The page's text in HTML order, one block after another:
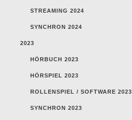
STREAMING 2024
SYNCHRON 2024
2023
HÖRBUCH 2023
HÖRSPIEL 2023
ROLLENSPIEL / SOFTWARE 2023
SYNCHRON 2023